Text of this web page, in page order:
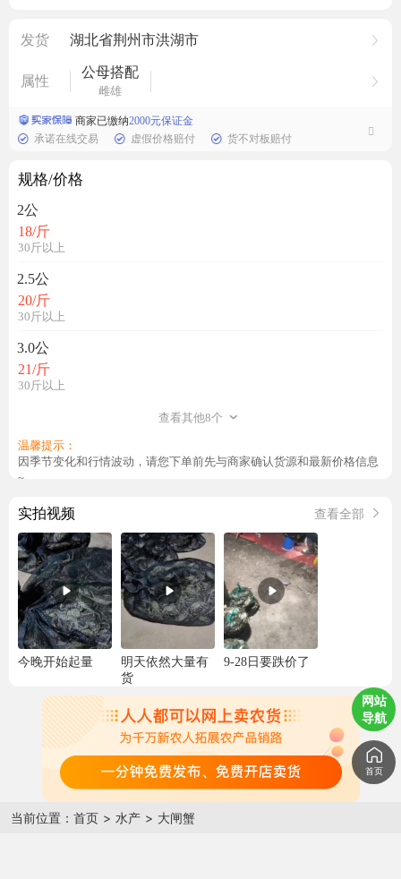
发货 湖北省荆州市洪湖市
属性
公母搭配
雌雄
商家已缴纳2000元保证金
承诺在线交易
虚假价格赔付 货不对板赔付
规格/价格
2公
18/斤
30斤以上
2.5公
20/斤
30斤以上
3.0公
21/斤
30斤以上
查看其他8个
温馨提示：
因季节变化和行情波动，请您下单前先与商家确认货源和最新价格信息
~
实拍视频 查看全部
今晚开始起量
明天依然大量有
货
9-28日要跌价了
当前位置： 首页 > 水产 > 大闸蟹
网站
导航
首页
品质怎么样？
包成活么？
死伤怎么赔偿？